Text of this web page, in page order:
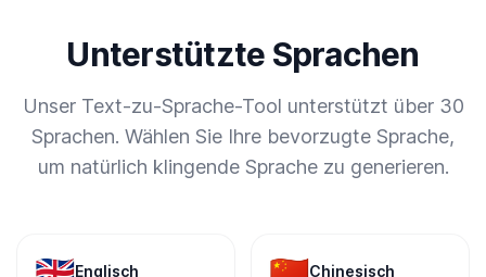
Unterstützte Sprachen
Unser Text-zu-Sprache-Tool unterstützt über 30
Sprachen. Wählen Sie Ihre bevorzugte Sprache,
um natürlich klingende Sprache zu generieren.
Englisch Chinesisch